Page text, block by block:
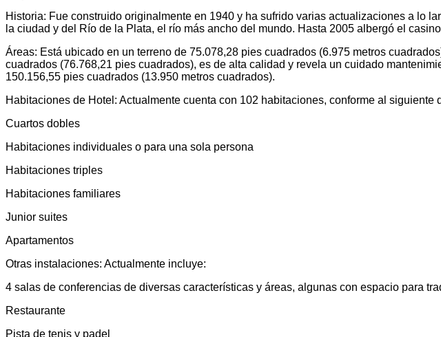
Historia: Fue construido originalmente en 1940 y ha sufrido varias actualizaciones a lo
la ciudad y del Río de la Plata, el río más ancho del mundo. Hasta 2005 albergó el
Áreas: Está ubicado en un terreno de 75.078,28 pies cuadrados (6.975 metros
cuadrados (76.768,21 pies cuadrados), es de alta calidad y revela un cuidado
150.156,55 pies cuadrados (13.950 metros cuadrados).
Habitaciones de Hotel: Actualmente cuenta con 102 habitaciones, conforme al siguiente
Cuartos dobles
Habitaciones individuales o para una sola persona
Habitaciones triples
Habitaciones familiares
Junior suites
Apartamentos
Otras instalaciones: Actualmente incluye:
4 salas de conferencias de diversas características y áreas, algunas con espacio para
Restaurante
Pista de tenis y padel